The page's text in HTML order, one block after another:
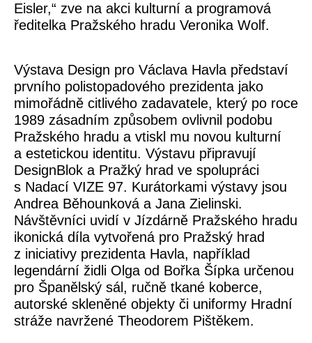
Eisler,“ zve na akci kulturní a programová
ředitelka Pražského hradu Veronika Wolf.
Výstava Design pro Václava Havla představí
prvního polistopadového prezidenta jako
mimořádně citlivého zadavatele, který po roce
1989 zásadním způsobem ovlivnil podobu
Pražského hradu a vtiskl mu novou kulturní
a estetickou identitu. Výstavu připravují
DesignBlok a Pražký hrad ve spolupráci
s Nadací VIZE 97. Kurátorkami výstavy jsou
Andrea Běhounková a Jana Zielinski.
Návštěvníci uvidí v Jízdárně Pražského hradu
ikonická díla vytvořená pro Pražský hrad
z iniciativy prezidenta Havla, například
legendární židli Olga od Bořka Šípka určenou
pro Španělský sál, ručně tkané koberce,
autorské skleněné objekty či uniformy Hradní
stráže navržené Theodorem Pištěkem.